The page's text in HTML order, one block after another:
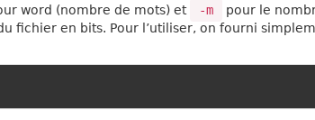
word (nombre de mots) et -m
pour le
fichier en bits. Pour l’utiliser, on fourni